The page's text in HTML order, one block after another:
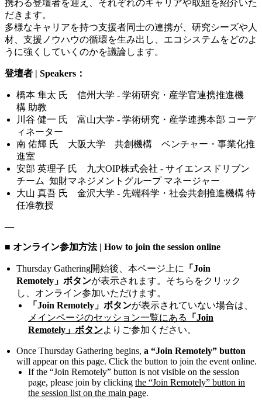
携わる登壇者を迎え、それぞれのキャリアや取組を紹介いた
だきます。
多様なキャリアを持つ支援者同士の連携が、研究シーズや人
材、支援ノウハウの循環を生み出し、エコシステムをどのよ
うに強くしていくのかを議論します。
登壇者 | Speakers：
橋本 隼太 氏 信州大学 - 学術研究・産学官連携推進機
構 助教
川谷 健一 氏 富山大学 - 学術研究・産学連携本部 コーデ
ィネーター
南 佑輝 氏 大阪大学 共創機構 ベンチャー・事業化推
進室
安部 英理子 氏 九大OIP株式会社 - サイエンスドリブン
チーム 知財マネジメントグループ マネージャー
大山 真吾 氏 金沢大学 - 先端科学・社会共創推進機構 特
任准教授
—
■ オンライン参加方法 | How to join the session online
Thursday Gathering開始後、本ページ上に
「Join
Remotely」ボタンが表示されます。そちらをクリック
し、オンライン参加いただけます。
「Join Remotely」ボタンが表示されていない場合は、
メインページのセッション一覧にある
「Join
Remotely」ボタンよりご参加ください。
Once Thursday Gathering begins, a “Join Remotely” button
will appear on this page. Click the button to join the event online.
If the “Join Remotely” button is not visible on the session
page, please join by clicking the “Join Remotely” button in
the session list on the main page.